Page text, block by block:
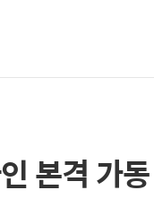
본격 가동